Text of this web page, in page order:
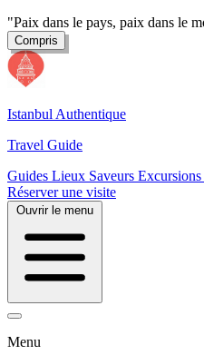
"Paix dans le pays, paix dans le
Compris
Istanbul Authentique
Travel Guide
Guides Lieux Saveurs Excursions
Réserver une visite
Ouvrir le menu
Menu